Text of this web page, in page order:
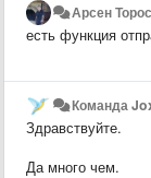
Арсен
есть функция
Команда
Здравствуйте.
Да много чем.